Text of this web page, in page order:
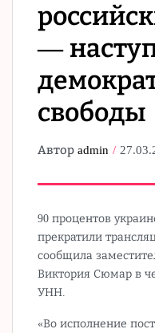
—
свободы
Авторadmin
90 процентов
прекратили
сообщила
Виктория Сюмар в
УНН.
«Во исполнение